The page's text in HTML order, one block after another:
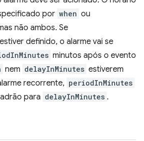
por when ou
não ambos. Se
estiver definido, o alarme vai se
minutos após o evento
nem delayInMinutes estiverem
recorrente, periodInMinutes
para delayInMinutes .